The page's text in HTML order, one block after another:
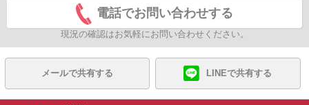
電話でお問い合わせする
現況の確認はお気軽にお問い合わせください。
メールで共有する LINEで共有する